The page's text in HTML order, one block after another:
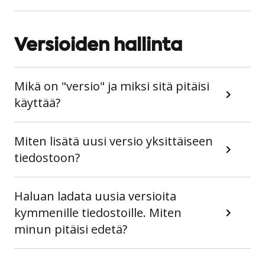
Versioiden hallinta
Mikä on "versio" ja miksi sitä pitäisi
käyttää?
Miten lisätä uusi versio yksittäiseen
tiedostoon?
Haluan ladata uusia versioita
kymmenille tiedostoille. Miten
minun pitäisi edetä?